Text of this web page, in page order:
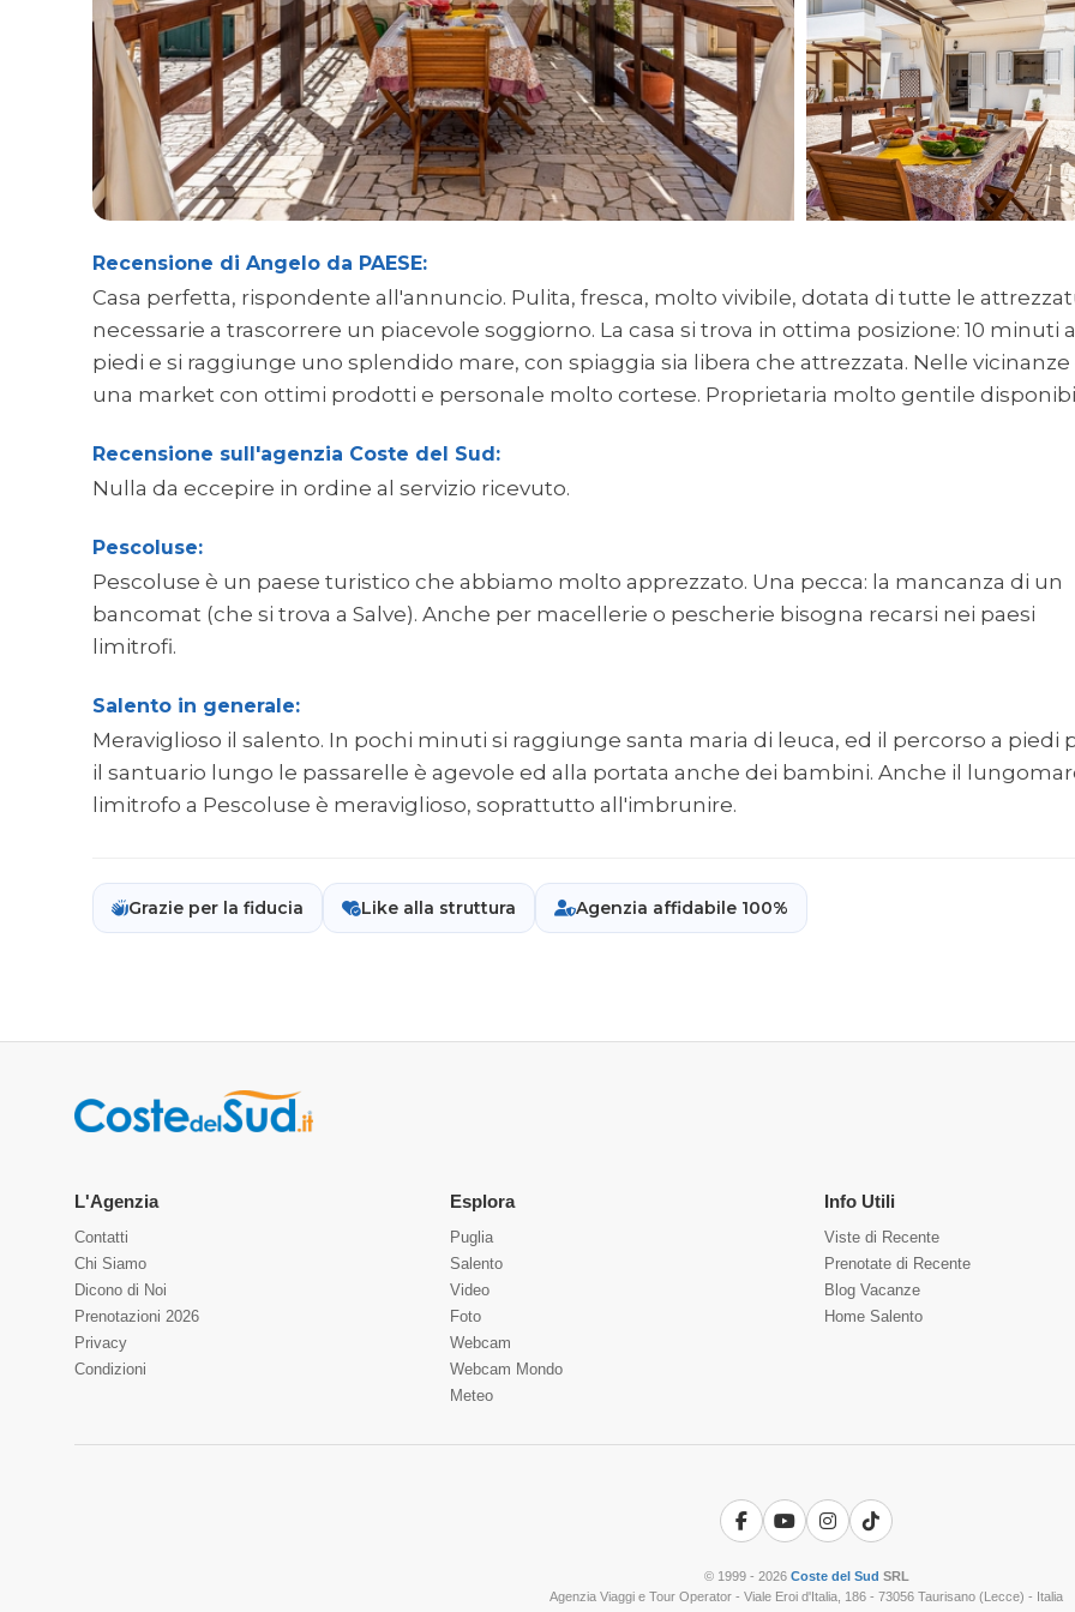
Recensione di Angelo da PAESE:
Casa perfetta, rispondente all'annuncio. Pulita, fresca, molto vivibile, dotata di tutte le
necessarie a trascorrere un piacevole soggiorno. La casa si trova in ottima posizione: 10 minuti a
piedi e si raggiunge uno splendido mare, con spiaggia sia libera che attrezzata. Nelle vicinanze
una market con ottimi prodotti e personale molto cortese. Proprietaria molto gentile
Recensione sull'agenzia Coste del Sud:
Nulla da eccepire in ordine al servizio ricevuto.
Pescoluse:
Pescoluse è un paese turistico che abbiamo molto apprezzato. Una pecca: la mancanza di un
bancomat (che si trova a Salve). Anche per macellerie o pescherie bisogna recarsi nei paesi
limitrofi.
Salento in generale:
Meraviglioso il salento. In pochi minuti si raggiunge santa maria di leuca, ed il percorso a piedi
il santuario lungo le passarelle è agevole ed alla portata anche dei bambini. Anche il
limitrofo a Pescoluse è meraviglioso, soprattutto all'imbrunire.
Grazie per la fiducia Like alla struttura Agenzia affidabile 100%
L'Agenzia
Contatti
Chi Siamo
Dicono di Noi
Prenotazioni 2026
Privacy
Condizioni
Esplora
Puglia
Salento
Video
Foto
Webcam
Webcam Mondo
Meteo
Info Utili
Viste di Recente
Prenotate di Recente
Blog Vacanze
Home Salento
Facebook
YouTubeInstagram
TikTok
© 1999 - 2026 Coste del Sud SRL
Agenzia Viaggi e Tour Operator - Viale Eroi d'Italia, 186 - 73056 Taurisano (Lecce) - Italia